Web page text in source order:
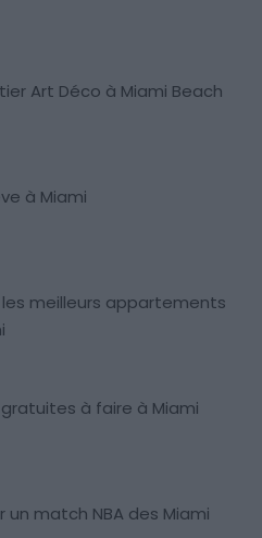
Art Déco à Miami Beach
à Miami
les meilleurs appartements
gratuites à faire à Miami
match NBA des Miami